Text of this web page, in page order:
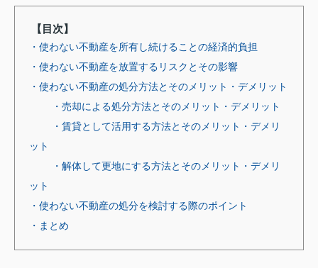
【目次】
・使わない不動産を所有し続けることの経済的負担
・使わない不動産を放置するリスクとその影響
・使わない不動産の処分方法とそのメリット・デメリット
・売却による処分方法とそのメリット・デメリット
・賃貸として活用する方法とそのメリット・デメリ
ット
・解体して更地にする方法とそのメリット・デメリ
ット
・使わない不動産の処分を検討する際のポイント
・まとめ